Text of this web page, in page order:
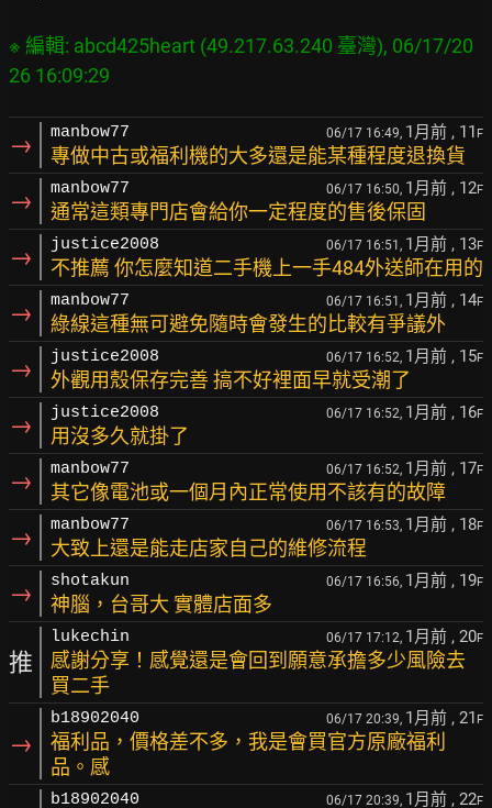
※ 編輯: abcd425heart (49.217.63.240 臺灣), 06/17/20
→ manbow77 06/17 16:49, 1月前 , 11 F
專做中古或福利機的大多還是能某種程度退換貨
→ manbow77 06/17 16:50, 1月前 , 12F
通常這類專門店會給你一定程度的售後保固
→ justice2008 06/17 16:51, 1月前 , 13F
不推薦 你怎麼知道二手機上一手484外送師在用的
→ manbow77 06/17 16:51, 1月前 , 14F
綠線這種無可避免隨時會發生的比較有爭議外
→ justice2008 06/17 16:52, 1月前 , 15F
外觀用殼保存完善 搞不好裡面早就受潮了
→ justice2008 06/17 16:52, 1月前 , 16F
用沒多久就掛了
→ manbow77 06/17 16:52, 1月前 , 17F
其它像電池或一個月內正常使用不該有的故障
→ manbow77 06/17 16:53, 1月前 , 18F
大致上還是能走店家自己的維修流程
→ shotakun 06/17 16:56, 1月前 , 19F
神腦，台哥大 實體店面多
推
lukechin 06/17 17:12, 1月前 , 20F
感謝分享！感覺還是會回到願意承擔多少風險去
買二手
→
b18902040 06/17 20:39, 1月前 , 21 F
福利品，價格差不多，我是會買官方原廠福利
品。感
b18902040 06/17 20:39, 1月前 , 22F